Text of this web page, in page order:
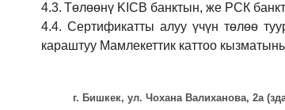
4.3. Төлөөнү KICB банктын, же РСК
4.4. Сертификатты алуу үчүн төлөө
караштуу Мамлекеттик каттоо
г. Бишкек, ул. Чохана Валиханова, 2а